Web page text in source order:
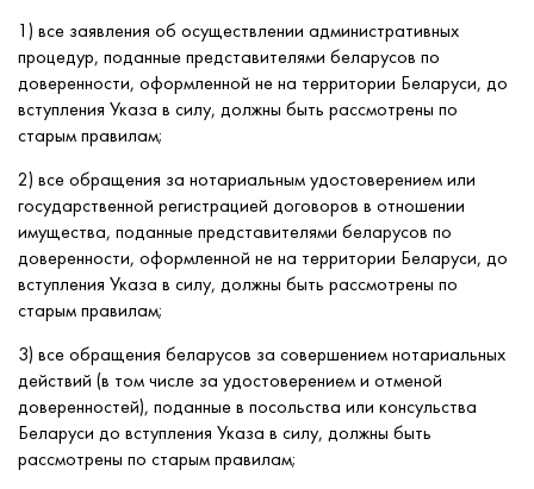
1) все заявления об осуществлении административных
процедур, поданные представителями беларусов по
доверенности, оформленной не на территории Беларуси, до
вступления Указа в силу, должны быть рассмотрены по
старым правилам;
2) все обращения за нотариальным удостоверением или
государственной регистрацией договоров в отношении
имущества, поданные представителями беларусов по
доверенности, оформленной не на территории Беларуси, до
вступления Указа в силу, должны быть рассмотрены по
старым правилам;
3) все обращения беларусов за совершением нотариальных
действий (в том числе за удостоверением и отменой
доверенностей), поданные в посольства или консульства
Беларуси до вступления Указа в силу, должны быть
рассмотрены по старым правилам;